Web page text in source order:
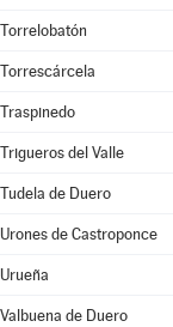
Torrelobatón
Torrescárcela
Traspinedo
Trigueros del Valle
Tudela de Duero
Urones de Castroponce
Urueña
Valbuena de Duero